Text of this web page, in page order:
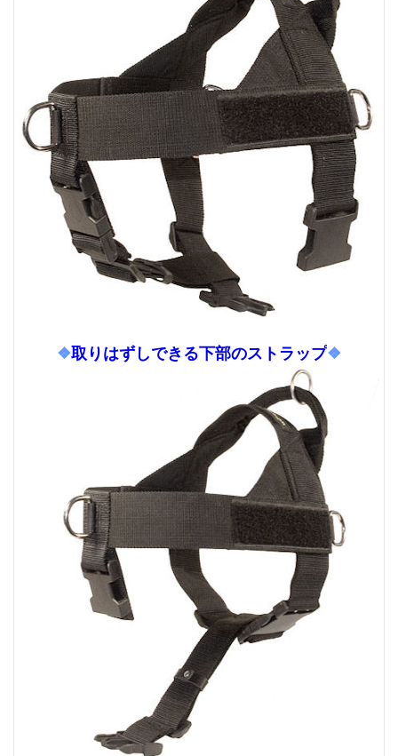
❖取りはずしできる下部のストラップ❖